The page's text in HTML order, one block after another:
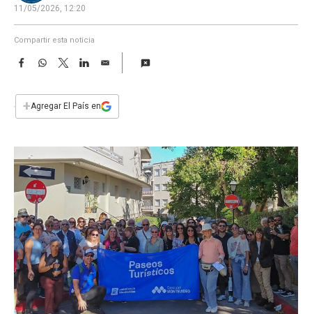
11/05/2026, 12:20
Compartir esta noticia
F
e
b
k
W
s
p
T
w
t
L
n
E
i
l
+Agregar El País en